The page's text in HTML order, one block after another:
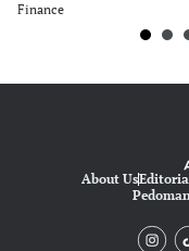
Finance
About Us